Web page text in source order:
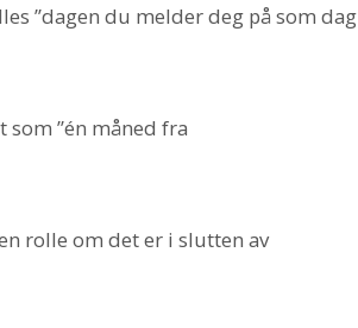
”dagen du melder deg på som dag
”én måned fra